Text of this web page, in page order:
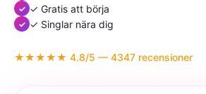
✓ Gratis att börja
✓ Singlar nära dig
★★★★★ 4.8/5 — 4347 recensioner